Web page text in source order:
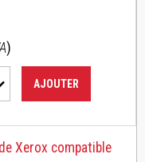
)
AJOUTER
Xerox compatible